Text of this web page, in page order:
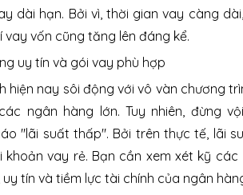
dài hạn. Bởi vì, thời gian vay càng
vay vốn cũng tăng lên đáng kể.
uy tín và gói vay phù hợp
hiện nay sôi động với vô vàn chương
ngân hàng lớn. Tuy nhiên, đừng
"lãi suất thấp". Bởi trên thực tế, lãi
khoản vay rẻ. Bạn cần xem xét kỹ
tín và tiềm lực tài chính của ngân